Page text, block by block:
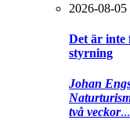
2026-08-05
Det är inte
styrning
Johan
två veckor...